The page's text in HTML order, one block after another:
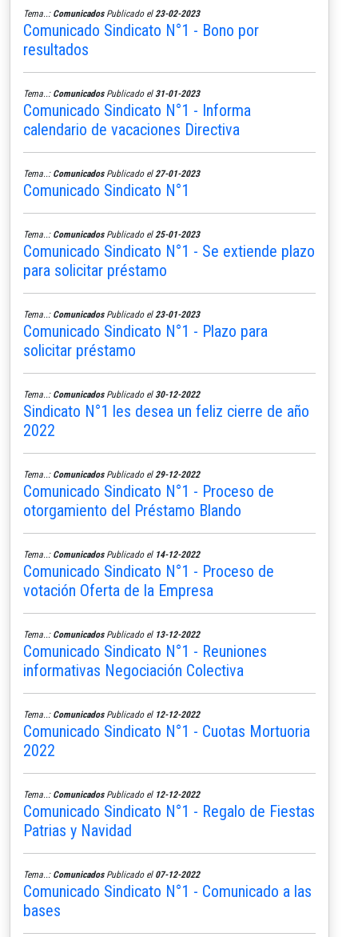
Tema..: ComunicadosPublicado el 23-02-2023
Comunicado Sindicato N°1 - Bono por
resultados
Tema..: ComunicadosPublicado el 31-01-2023
Comunicado Sindicato N°1 - Informa
calendario de vacaciones Directiva
Tema..: ComunicadosPublicado el 27-01-2023
Comunicado Sindicato N°1
Tema..: ComunicadosPublicado el 25-01-2023
Comunicado Sindicato N°1 - Se extiende plazo
para solicitar préstamo
Tema..: ComunicadosPublicado el 23-01-2023
Comunicado Sindicato N°1 - Plazo para
solicitar préstamo
Tema..: ComunicadosPublicado el 30-12-2022
Sindicato N°1 les desea un feliz cierre de año
2022
Tema..: ComunicadosPublicado el 29-12-2022
Comunicado Sindicato N°1 - Proceso de
otorgamiento del Préstamo Blando
Tema..: ComunicadosPublicado el 14-12-2022
Comunicado Sindicato N°1 - Proceso de
votación Oferta de la Empresa
Tema..: ComunicadosPublicado el 13-12-2022
Comunicado Sindicato N°1 - Reuniones
informativas Negociación Colectiva
Tema..: ComunicadosPublicado el 12-12-2022
Comunicado Sindicato N°1 - Cuotas Mortuoria
2022
Tema..: ComunicadosPublicado el 12-12-2022
Comunicado Sindicato N°1 - Regalo de Fiestas
Patrias y Navidad
Tema..: ComunicadosPublicado el 07-12-2022
Comunicado Sindicato N°1 - Comunicado a las
bases